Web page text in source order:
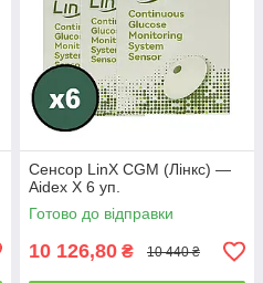
Сенсор LinX CGM (Лінкс) —
Aidex X 6 уп.
Готово до відправки
10 126,80 ₴ 10 440 ₴